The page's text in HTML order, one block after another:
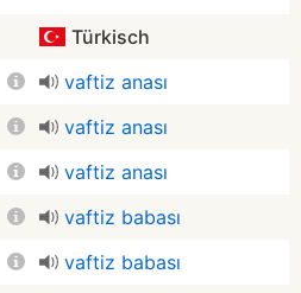
Türkisch
vaftiz anası
vaftiz anası
vaftiz anası
vaftiz babası
vaftiz babası